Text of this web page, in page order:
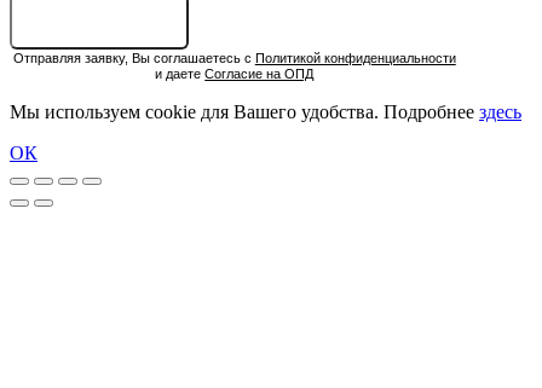
Отправляя заявку, Вы соглашаетесь с Политикой конфиденциальности
и даетеСогласие на ОПД
Мы используем cookie для Вашего удобства. Подробнее здесь
ОК